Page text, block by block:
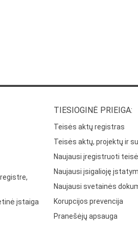
įstaiga
TIESIOGINĖ PRIEIGA:
Teisės aktų registras
Teisės aktų, projektų ir
Naujausi įregistruoti
Naujausi įsigalioję
Naujausi svetainės
Korupcijos prevencija
Pranešėjų apsauga